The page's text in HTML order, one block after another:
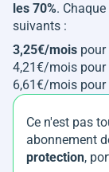
les 70%.
suivants :
3,25€/mois
4,21€/mois pour
6,61€/mois
Ce n'est pas
abonnement
protection,